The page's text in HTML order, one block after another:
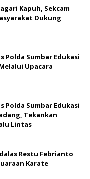
Kapuh, Sekcam
Dukung
Polda Sumbar Edukasi
Upacara
Polda Sumbar Edukasi
Tekankan
Lintas
Restu Febrianto
Karate